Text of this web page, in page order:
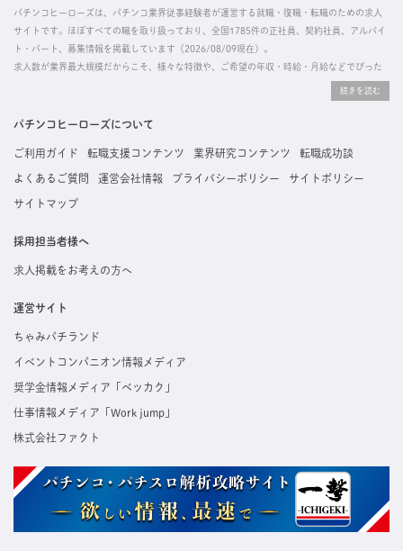
パチンコヒーローズは、パチンコ業界従事経験者が運営する就職・復職・転職のための求人
サイトです。ほぼすべての職を取り扱っており、全国1785件の正社員、契約社員、アルバイ
ト・パート、募集情報を掲載しています（2026/08/09現在）。
求人数が業界最大規模だからこそ、様々な特徴や、ご希望の年収・時給・月給などでぴった
掲載している求人は、すべて契約法人様から寄せられた正規の求人情報です。応募いただい
た内容はすぐに直接事業所に届くためスムーズに転職・復職できます。
パチンコヒーローズについて
ご利用ガイド 転職支援コンテンツ 業界研究コンテンツ 転職成功談
よくあるご質問 運営会社情報 プライバシーポリシー サイトポリシー
サイトマップ
採用担当者様へ
求人掲載をお考えの方へ
運営サイト
ちゃみパチランド
イベントコンパニオン情報メディア
奨学金情報メディア「ベッカク」
仕事情報メディア「Work jump」
株式会社ファクト